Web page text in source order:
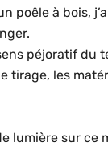
poêle à bois,
péjoratif du
tirage, les
lumière sur ce